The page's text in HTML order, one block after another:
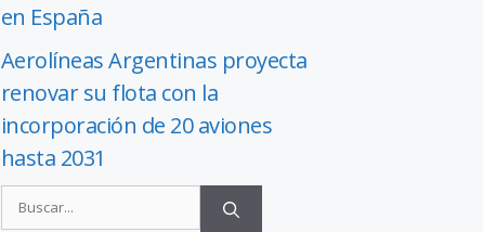
en España
Aerolíneas Argentinas proyecta
renovar su flota con la
incorporación de 20 aviones
hasta 2031